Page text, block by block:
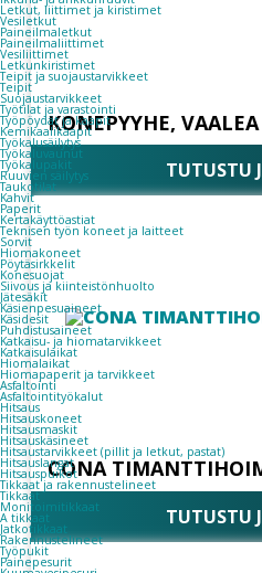
Letkut, liittimet ja kiristimet
Vesiletkut
Paineilmaletkut
Paineilmaliittimet
Vesiliittimet
Letkunkiristimet
Teipit ja suojaustarvikkeet
Teipit
Suojaustarvikkeet
Työtilat ja varastointi
Työpöydät ja kaapit
Kemikaalikaapit
Työkalusäilytys
Työkaluvaunut
Työkalupakit
Ruuvien säilytys
Taukotilat
Kahvit
Paperit
Kertakäyttöastiat
Teknisen työn koneet ja laitteet
Sorvit
Hiomakoneet
Pöytäsirkkelit
Konesuojat
Siivous ja kiinteistönhuolto
Jätesäkit
Käsienpesuaineet
Käsidesit
Puhdistusaineet
Katkaisu- ja hiomatarvikkeet
Katkaisulaikat
Hiomalaikat
Hiomapaperit ja tarvikkeet
Asfaltointi
Asfaltointityökalut
Hitsaus
Hitsauskoneet
Hitsausmaskit
Hitsauskäsineet
Hitsaustarvikkeet (pillit ja letkut, pastat)
Hitsauslangat
Hitsauspuikot
Tikkaat ja rakennustelineet
Tikkaat
Monitoimitikkaat
A tikkaat
Jatkotikkaat
Rakennustelineet
Työpukit
Painepesurit
KONEPYYHE,
TUTUSTU
CONA
TUTUSTU